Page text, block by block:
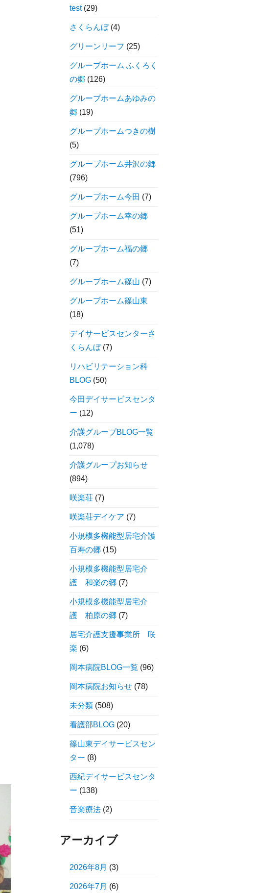
test(29)
さくらんぼ(4)
グリーンリーフ (25)
グループホーム ふくろく
の郷(126)
グループホームあゆみの
郷(19)
グループホームつきの樹
(5)
グループホーム井沢の郷
(796)
グループホーム今田 (7)
グループホーム幸の郷
(51)
グループホーム福の郷
(7)
グループホーム篠山 (7)
グループホーム篠山東
(18)
デイサービスセンターさ
くらんぼ(7)
リハビリテーション科
BLOG(50)
今田デイサービスセンタ
ー (12)
介護グループBLOG一覧
(1,078)
介護グループお知らせ
(894)
咲楽荘(7)
咲楽荘デイケア (7)
小規模多機能型居宅介護
百寿の郷(15)
小規模多機能型居宅介
護 和楽の郷(7)
小規模多機能型居宅介
護 柏原の郷(7)
居宅介護支援事業所 咲
楽 (6)
岡本病院BLOG一覧 (96)
岡本病院お知らせ(78)
未分類(508)
看護部BLOG(20)
篠山東デイサービスセン
ター (8)
西紀デイサービスセンタ
ー (138)
音楽療法(2)
アーカイブ
2026年8月 (3)
2026年7月 (6)